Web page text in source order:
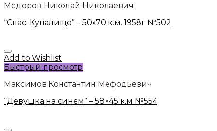
Модоров Николай Николаевич
“Спас. Купалище” – 50х70 к.м. 1958г №502
Add to Wishlist
Быстрый просмотр
Максимов Константин Мефодьевич
“Девушка на синем” – 58×45 к.м №554